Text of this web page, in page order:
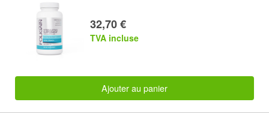
32,70 €
TVA incluse
Ajouter au panier